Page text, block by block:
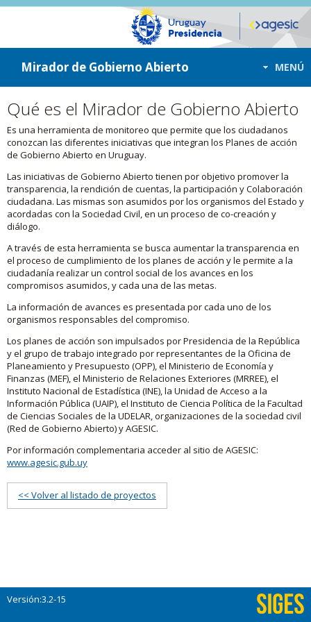
ir a contenido
ir al menú
Mirador de Gobierno Abierto MENÚ
Qué es el Mirador de Gobierno Abierto
Es una herramienta de monitoreo que permite que los ciudadanos
conozcan las diferentes iniciativas que integran los Planes de acción
de Gobierno Abierto en Uruguay.
Las iniciativas de Gobierno Abierto tienen por objetivo promover la
transparencia, la rendición de cuentas, la participación y Colaboración
ciudadana. Las mismas son asumidos por los organismos del Estado y
acordadas con la Sociedad Civil, en un proceso de co-creación y
diálogo.
A través de esta herramienta se busca aumentar la transparencia en
el proceso de cumplimiento de los planes de acción y le permite a la
ciudadanía realizar un control social de los avances en los
compromisos asumidos, y cada una de las metas.
La información de avances es presentada por cada uno de los
organismos responsables del compromiso.
Los planes de acción son impulsados por Presidencia de la República
y el grupo de trabajo integrado por representantes de la Oficina de
Planeamiento y Presupuesto (OPP), el Ministerio de Economía y
Finanzas (MEF), el Ministerio de Relaciones Exteriores (MRREE), el
Instituto Nacional de Estadística (INE), la Unidad de Acceso a la
Información Pública (UAIP), el Instituto de Ciencia Política de la Facultad
de Ciencias Sociales de la UDELAR, organizaciones de la sociedad civil
(Red de Gobierno Abierto) y AGESIC.
Por información complementaria acceder al sitio de AGESIC:
www.agesic.gub.uy
<< Volver al listado de proyectos
Versión:3.2-15